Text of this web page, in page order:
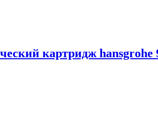
картридж hansgrohe